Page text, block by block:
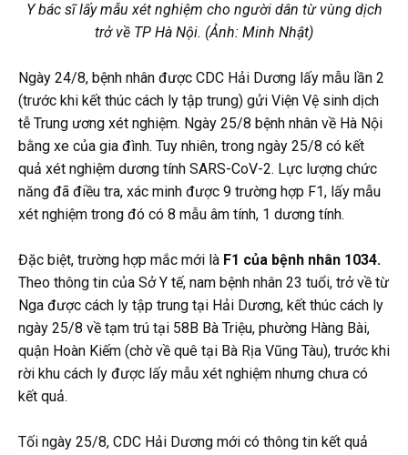
Y bác sĩ lấy mẫu xét nghiệm cho người dân từ vùng dịch
trở về TP Hà Nội. (Ảnh: Minh Nhật)
Ngày 24/8, bệnh nhân được CDC Hải Dương lấy mẫu lần 2
(trước khi kết thúc cách ly tập trung) gửi Viện Vệ sinh dịch
tễ Trung ương xét nghiệm. Ngày 25/8 bệnh nhân về Hà Nội
bằng xe của gia đình. Tuy nhiên, trong ngày 25/8 có kết
quả xét nghiệm dương tính SARS-CoV-2. Lực lượng chức
năng đã điều tra, xác minh được 9 trường hợp F1, lấy mẫu
xét nghiệm trong đó có 8 mẫu âm tính, 1 dương tính.
Đặc biệt, trường hợp mắc mới là F1 của bệnh nhân 1034.
Theo thông tin của Sở Y tế, nam bệnh nhân 23 tuổi, trở về từ
Nga được cách ly tập trung tại Hải Dương, kết thúc cách ly
ngày 25/8 về tạm trú tại 58B Bà Triệu, phường Hàng Bài,
quận Hoàn Kiếm (chờ về quê tại Bà Rịa Vũng Tàu), trước khi
rời khu cách ly được lấy mẫu xét nghiệm nhưng chưa có
kết quả.
Tối ngày 25/8, CDC Hải Dương mới có thông tin kết quả